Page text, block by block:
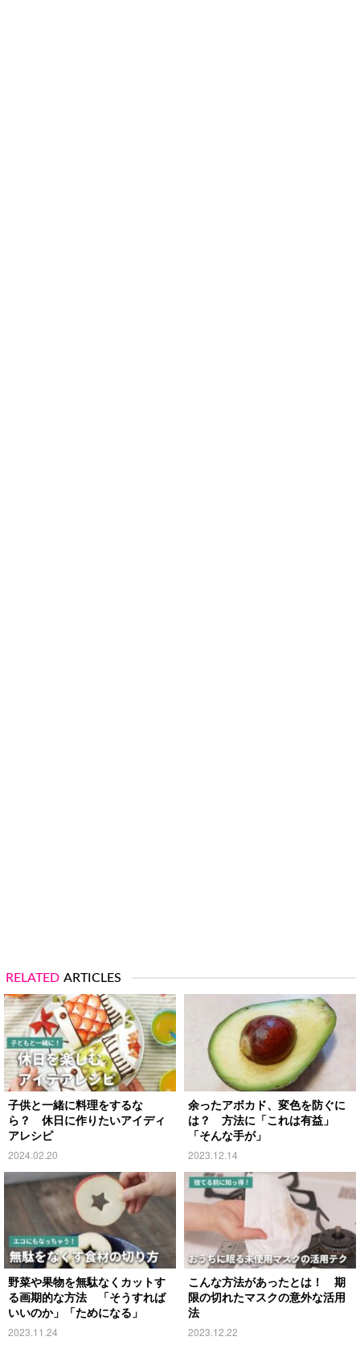
RELATED ARTICLES
子供と一緒に料理をするな
ら？ 休日に作りたいアイディ
アレシピ
2024.02.20
余ったアボカド、変色を防ぐに
は？ 方法に「これは有益」
「そんな手が」
2023.12.14
野菜や果物を無駄なくカットす
る画期的な方法 「そうすれば
いいのか」「ためになる」
2023.11.24
こんな方法があったとは！ 期
限の切れたマスクの意外な活用
法
2023.12.22